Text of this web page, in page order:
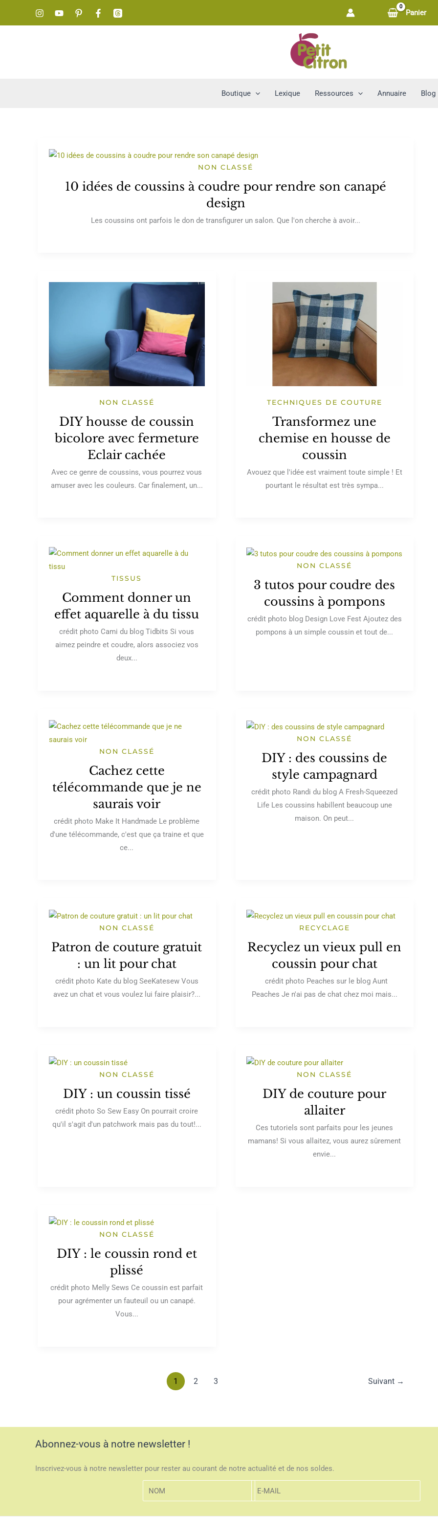
Panier
Boutique Lexique Ressources Annuaire Blog
NON CLASSÉ
10 idées de coussins à coudre pour rendre son canapé
design
Les coussins ont parfois le don de transfigurer un salon. Que l'on cherche à avoir...
NON CLASSÉ
DIY housse de coussin
bicolore avec fermeture
Eclair cachée
Avec ce genre de coussins, vous pourrez vous
amuser avec les couleurs. Car finalement, un...
TECHNIQUES DE COUTURE
Transformez une
chemise en housse de
coussin
Avouez que l'idée est vraiment toute simple ! Et
pourtant le résultat est très sympa...
TISSUS
Comment donner un
effet aquarelle à du tissu
crédit photo Cami du blog Tidbits Si vous
aimez peindre et coudre, alors associez vos
deux...
NON CLASSÉ
3 tutos pour coudre des
coussins à pompons
crédit photo blog Design Love Fest Ajoutez des
pompons à un simple coussin et tout de...
NON CLASSÉ
Cachez cette
télécommande que je ne
saurais voir
crédit photo Make It Handmade Le problème
d'une télécommande, c'est que ça traine et que
ce...
NON CLASSÉ
DIY : des coussins de
style campagnard
crédit photo Randi du blog A Fresh-Squeezed
Life Les coussins habillent beaucoup une
maison. On peut...
NON CLASSÉ
Patron de couture gratuit
: un lit pour chat
crédit photo Kate du blog SeeKatesew Vous
avez un chat et vous voulez lui faire plaisir?...
RECYCLAGE
Recyclez un vieux pull en
coussin pour chat
crédit photo Peaches sur le blog Aunt
Peaches Je n'ai pas de chat chez moi mais...
NON CLASSÉ
DIY : un coussin tissé
crédit photo So Sew Easy On pourrait croire
qu'il s'agit d'un patchwork mais pas du tout!...
NON CLASSÉ
DIY de couture pour
allaiter
Ces tutoriels sont parfaits pour les jeunes
mamans! Si vous allaitez, vous aurez sûrement
envie...
NON CLASSÉ
DIY : le coussin rond et
plissé
crédit photo Melly Sews Ce coussin est parfait
pour agrémenter un fauteuil ou un canapé.
Vous...
1 2 3 Suivant →
Abonnez-vous à notre newsletter !
Inscrivez-vous à notre newsletter pour rester au courant de notre actualité et de nos soldes.